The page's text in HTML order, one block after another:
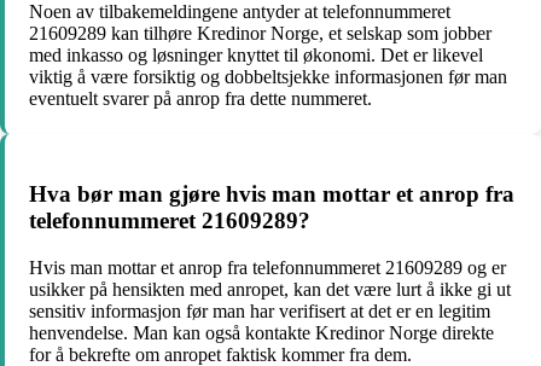
Noen av tilbakemeldingene antyder at telefonnummeret
21609289 kan tilhøre Kredinor Norge, et selskap som jobber
med inkasso og løsninger knyttet til økonomi. Det er likevel
viktig å være forsiktig og dobbeltsjekke informasjonen før man
eventuelt svarer på anrop fra dette nummeret.
Hva bør man gjøre hvis man mottar et anrop fra
telefonnummeret 21609289?
Hvis man mottar et anrop fra telefonnummeret 21609289 og er
usikker på hensikten med anropet, kan det være lurt å ikke gi ut
sensitiv informasjon før man har verifisert at det er en legitim
henvendelse. Man kan også kontakte Kredinor Norge direkte
for å bekrefte om anropet faktisk kommer fra dem.